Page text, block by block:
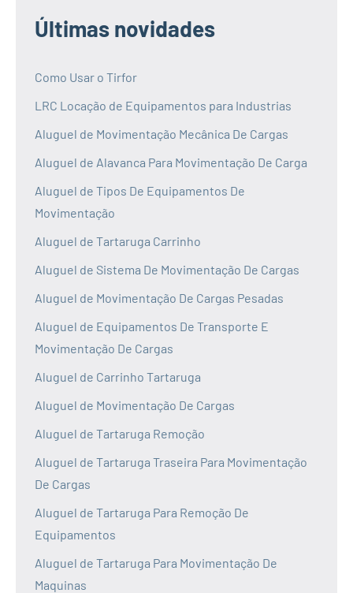
Últimas novidades
Como Usar o Tirfor
LRC Locação de Equipamentos para Industrias
Aluguel de Movimentação Mecânica De Cargas
Aluguel de Alavanca Para Movimentação De Carga
Aluguel de Tipos De Equipamentos De
Movimentação
Aluguel de Tartaruga Carrinho
Aluguel de Sistema De Movimentação De Cargas
Aluguel de Movimentação De Cargas Pesadas
Aluguel de Equipamentos De Transporte E
Movimentação De Cargas
Aluguel de Carrinho Tartaruga
Aluguel de Movimentação De Cargas
Aluguel de Tartaruga Remoção
Aluguel de Tartaruga Traseira Para Movimentação
De Cargas
Aluguel de Tartaruga Para Remoção De
Equipamentos
Aluguel de Tartaruga Para Movimentação De
Maquinas